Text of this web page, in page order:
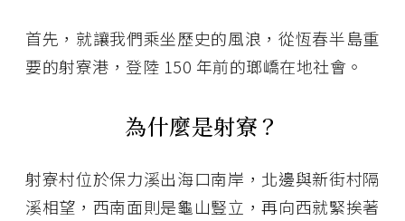
首先，就讓我們乘坐歷史的風浪，從恆春半島重
要的射寮港，登陸 150 年前的瑯嶠在地社會。
為什麼是射寮？
射寮村位於保力溪出海口南岸，北邊與新街村隔
溪相望，西南面則是龜山豎立，再向西就緊挨著